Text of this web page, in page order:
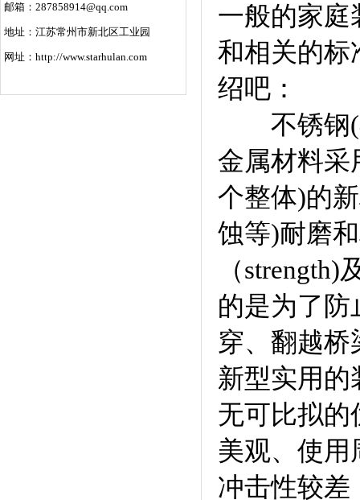
一般的家庭
和相关的标
绍吧：
不锈钢(
金属材料采
个整体)的
蚀等)耐磨
（
的是为了
穿、翻越
新型实用
无可比拟的
美观、使用
冲击性较差
邮箱：287858914@qq.com
地址：江苏常州市新北区工业园
网址：http://www.starhulan.com